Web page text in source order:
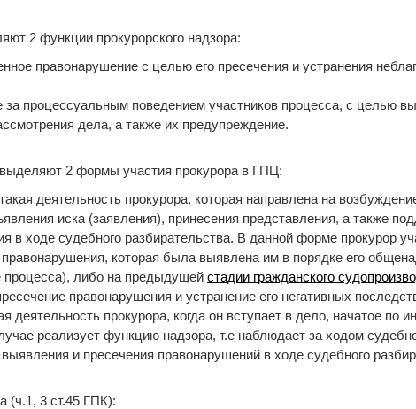
2 функции прокурорского надзора:
правонарушение с целью его пресечения и устранения
за процессуальным поведением участников процесса, с целью
дела, а также их предупреждение.
2 формы участия прокурора в ГПЦ:
деятельность прокурора, которая направлена на
иска (заявления), принесения представления, а также
в ходе судебного разбирательства. В данной форме прокурор
которая была выявлена им в порядке его
процесса), либо на предыдущей стадии гражданского
правонарушения и устранение его негативных
деятельность прокурора, когда он вступает в дело, начатое по
реализует функцию надзора, т.е наблюдает за ходом
и пресечения правонарушений в ходе судебного
(ч.1, 3 ст.45 ГПК):